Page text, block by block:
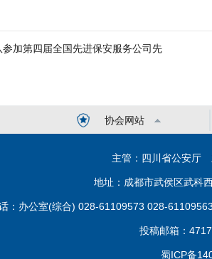
加第四届全国先进保安服务公司先
协会网站
主管：四川省公安厅
地址：成都市武侯区武科
：办公室(综合) 028-61109573 028-
投稿邮箱：
蜀ICP备